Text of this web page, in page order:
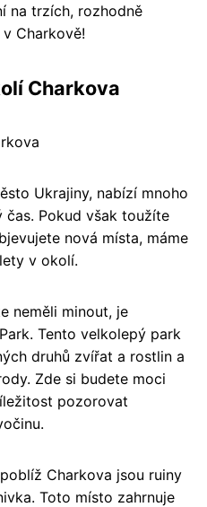
na trzích, rozhodně
Charkově!
Charkova
Ukrajiny, nabízí mnoho
Pokud však toužíte
nová místa, máme
v okolí.
neměli minout, je
Tento velkolepý park
druhů zvířat a rostlin a
Zde si budete moci
pozorovat
Charkova jsou ruiny
Toto místo zahrnuje